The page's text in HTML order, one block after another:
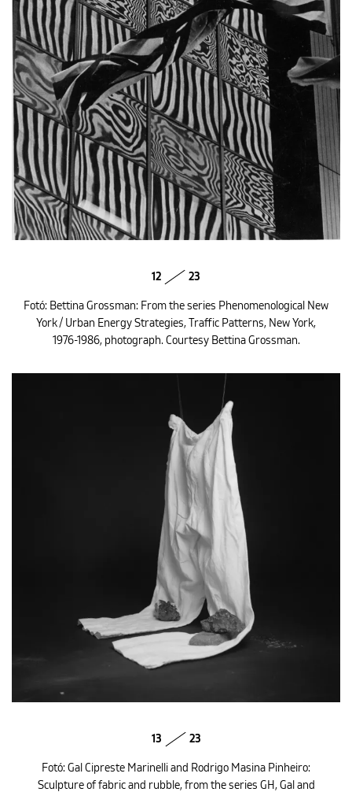
12 23
Fotó: Bettina Grossman: From the series Phenomenological New
York / Urban Energy Strategies, Traffic Patterns, New York,
1976-1986, photograph. Courtesy Bettina Grossman.
13 23
Fotó: Gal Cipreste Marinelli and Rodrigo Masina Pinheiro:
Sculpture of fabric and rubble, from the series GH, Gal and